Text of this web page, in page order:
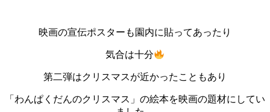
映画の宣伝ポスターも園内に貼ってあったり
気合は十分
第二弾はクリスマスが近かったこともあり
「わんぱくだんのクリスマス」の絵本を映画の題材にしてい